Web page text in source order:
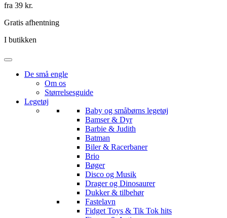
fra 39 kr.
Gratis afhentning
I butikken
De små engle
Om os
Størrelsesguide
Legetøj
Baby og småbørns legetøj
Bamser & Dyr
Barbie & Judith
Batman
Biler & Racerbaner
Brio
Bøger
Disco og Musik
Drager og Dinosaurer
Dukker & tilbehør
Fastelavn
Fidget Toys & Tik Tok hits